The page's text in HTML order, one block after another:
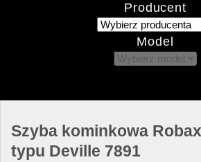
Producent
Model
Szyba kominkowa
typu Deville 7891